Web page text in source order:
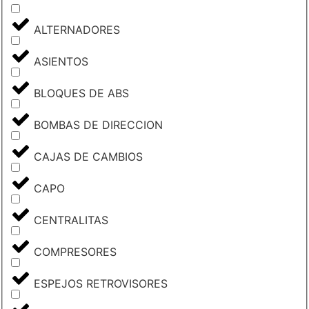
ALTERNADORES
ASIENTOS
BLOQUES DE ABS
BOMBAS DE DIRECCION
CAJAS DE CAMBIOS
CAPO
CENTRALITAS
COMPRESORES
ESPEJOS RETROVISORES